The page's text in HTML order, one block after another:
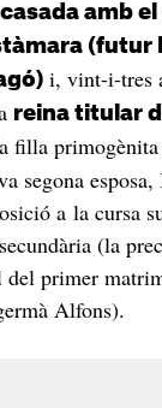
casada amb
(futur
i, vint-i-tres
reina titular
filla
segona
a la cursa
(la
primer
Alfons).